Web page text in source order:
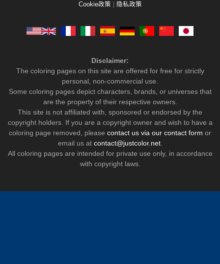
Cookie政策
隐私政策
Disclaimer:
The coloring pages on this site are offered for free for strictly
personal, non-commercial use.
Some coloring pages depict characters, brands, or universes that
are the property of their respective owners.
This site is not affiliated with, sponsored or endorsed by the
copyright holders. If you are a copyright owner and wish to have a
coloring page removed, please contact us via our contact form or
email us at contact@justcolor.net.
All coloring pages are intended for private use only, in accordance
with copyright laws.